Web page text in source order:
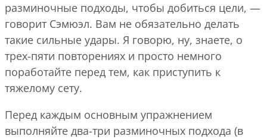
разминочные подходы, чтобы добиться цели, —
говорит Сэмюэл. Вам не обязательно делать
такие сильные удары. Я говорю, ну, знаете, о
трех-пяти повторениях и просто немного
поработайте перед тем, как приступить к
тяжелому сету.
Перед каждым основным упражнением
выполняйте два-три разминочных подхода (в